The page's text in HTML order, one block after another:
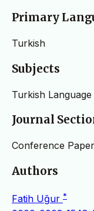
Primary
Turkish
Subjects
Turkish
Journal
Conference Paper
Authors
Fatih Uğur *